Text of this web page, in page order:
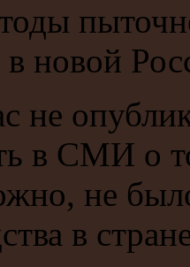
новой
не
в СМИ о
не
в